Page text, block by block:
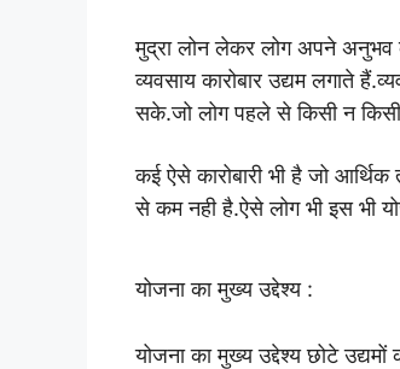
मुद्रा लोन लेकर लोग अपने अनुभव
व्यवसाय कारोबार उद्यम लगाते हैं.
सके.जो लोग पहले से किसी न
कई ऐसे कारोबारी भी है जो
से कम नही है.ऐसे लोग भी इस भी
योजना का मुख्य उद्देश्य :
योजना का मुख्य उद्देश्य छोटे उद्यमों